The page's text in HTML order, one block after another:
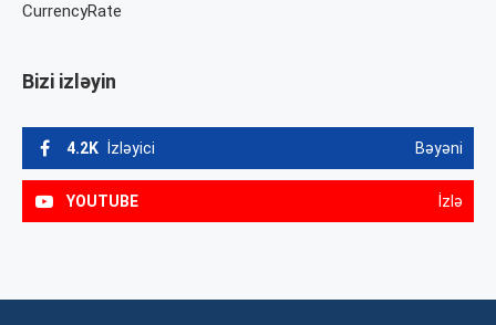
CurrencyRate
Bizi izləyin
4.2K İzləyici Bəyəni
YOUTUBE İzlə